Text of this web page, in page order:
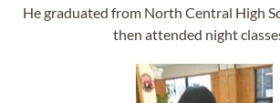
He graduated from North Central High
then attended night